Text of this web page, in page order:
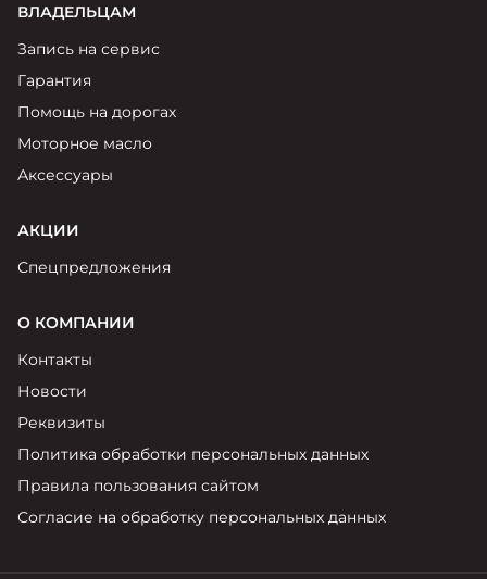
ВЛАДЕЛЬЦАМ
Запись на сервис
Гарантия
Помощь на дорогах
Моторное масло
Аксессуары
АКЦИИ
Спецпредложения
О КОМПАНИИ
Контакты
Новости
Реквизиты
Политика обработки персональных данных
Правила пользования сайтом
Согласие на обработку персональных данных